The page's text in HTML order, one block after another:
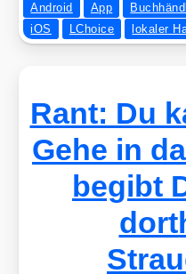
Android App
iOS
LChoice lokaler
Rant: Du
Gehe in
begibt